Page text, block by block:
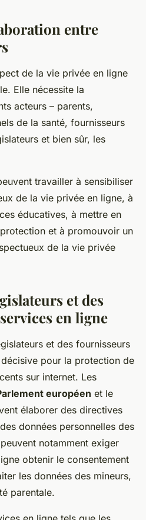
entre
de la vie privée en ligne
Elle nécessite la
acteurs – parents,
de la santé, fournisseurs
et bien sûr, les
travailler à sensibiliser
de la vie privée en ligne, à
éducatives, à mettre en
et à promouvoir un
de la vie privée
et des
en ligne
et des fournisseurs
pour la protection de
sur internet. Les
européen et le
élaborer des directives
données personnelles des
notamment exiger
obtenir le consentement
les données des mineurs,
parentale.